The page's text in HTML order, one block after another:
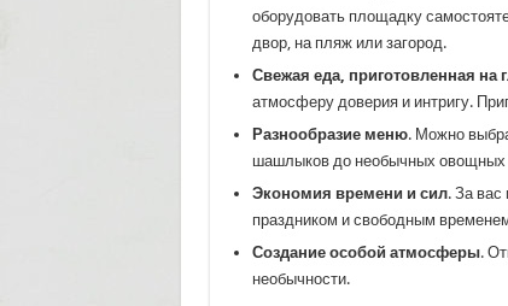
оборудовать площадку
двор, на пляж или загород.
Свежая еда, приготовленная на
атмосферу доверия и интригу.
Разнообразие меню. Можно
шашлыков до необычных овощных
Экономия времени и сил. За вас
праздником и свободным
Создание особой атмосферы.
необычности.